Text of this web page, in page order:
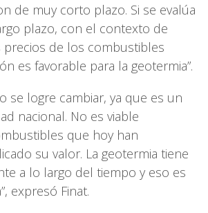
de muy corto plazo. Si se evalúa
plazo, con el contexto de
precios de los combustibles
es favorable para la geotermia”.
se logre cambiar, ya que es un
nacional. No es viable
que hoy han
su valor. La geotermia tiene
a lo largo del tiempo y eso es
expresó Finat.